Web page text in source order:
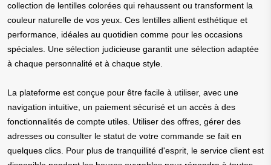
collection de lentilles colorées qui rehaussent ou transforment la
couleur naturelle de vos yeux. Ces lentilles allient esthétique et
performance, idéales au quotidien comme pour les occasions
spéciales. Une sélection judicieuse garantit une sélection adaptée
à chaque personnalité et à chaque style.
La plateforme est conçue pour être facile à utiliser, avec une
navigation intuitive, un paiement sécurisé et un accès à des
fonctionnalités de compte utiles. Utiliser des offres, gérer des
adresses ou consulter le statut de votre commande se fait en
quelques clics. Pour plus de tranquillité d'esprit, le service client est